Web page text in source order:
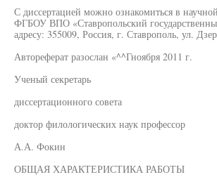
С диссертацией можно ознакомиться в
ФГБОУ ВПО «Ставропольский
адресу: 355009, Россия, г. Ставрополь, ул.
Автореферат разослан «^^Гноября 2011 г.
Ученый секретарь
диссертационного совета
доктор филологических наук профессор
А.А. Фокин
ОБЩАЯ ХАРАКТЕРИСТИКА РАБОТЫ